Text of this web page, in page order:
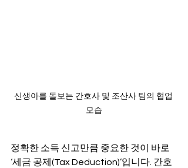
신생아를 돌보는 간호사 및 조산사 팀의 협업
모습
정확한 소득 신고만큼 중요한 것이 바로
‘세금 공제(Tax Deduction)’입니다. 간호